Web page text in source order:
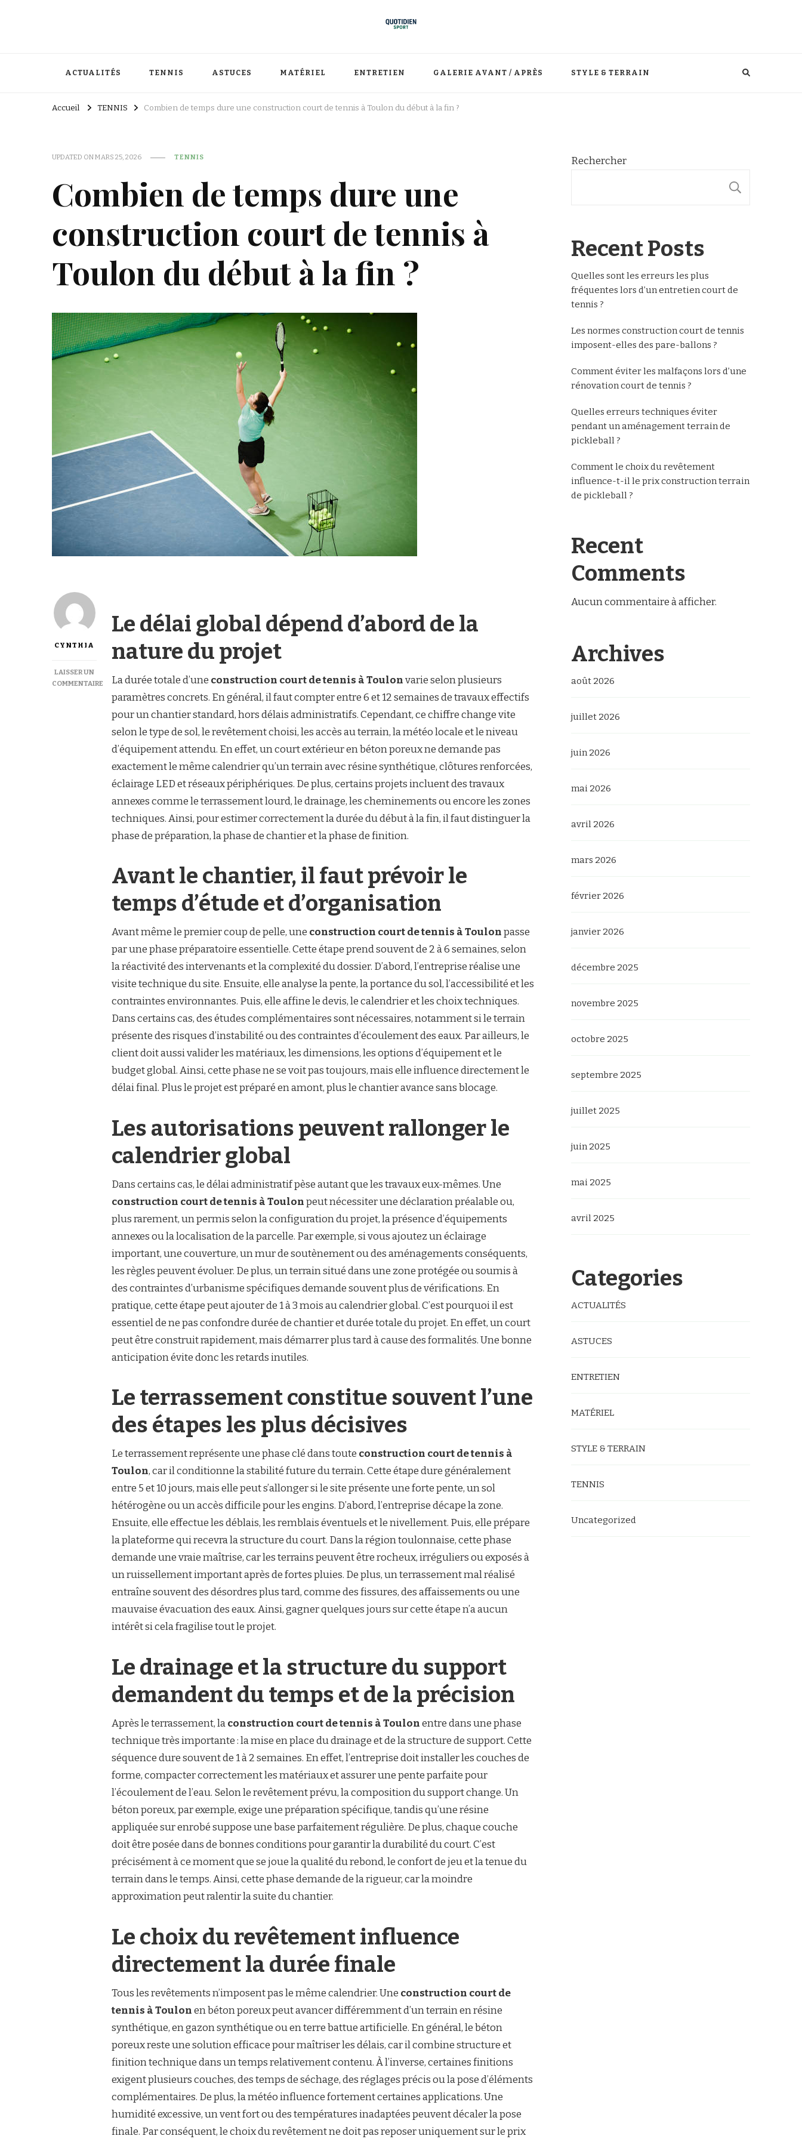
ACTUALITÉS TENNIS ASTUCES MATÉRIEL ENTRETIEN GALERIE AVANT / APRÈS STYLE & TERRAIN
Accueil TENNIS Combien de temps dure une construction court de tennis à Toulon du début à la fin ?
UPDATED ONMARS 25, 2026 TENNIS
Combien de temps dure une
construction court de tennis à
Toulon du début à la fin ?
CYNTHIA
LAISSER UN
COMMENTAIRE
Le délai global dépend d’abord de la
nature du projet
La durée totale d’une construction court de tennis à Toulonvarie selon plusieurs
paramètres concrets. En général, il faut compter entre 6 et 12 semaines de travaux effectifs
pour un chantier standard, hors délais administratifs. Cependant, ce chiffre change vite
selon le type de sol, le revêtement choisi, les accès au terrain, la météo locale et le niveau
d’équipement attendu. En effet, un court extérieur en béton poreux ne demande pas
exactement le même calendrier qu’un terrain avec résine synthétique, clôtures renforcées,
éclairage LED et réseaux périphériques. De plus, certains projets incluent des travaux
annexes comme le terrassement lourd, le drainage, les cheminements ou encore les zones
techniques. Ainsi, pour estimer correctement la durée du début à la fin, il faut distinguer la
phase de préparation, la phase de chantier et la phase de finition.
Avant le chantier, il faut prévoir le
temps d’étude et d’organisation
Avant même le premier coup de pelle, une construction court de tennis à Toulonpasse
par une phase préparatoire essentielle. Cette étape prend souvent de 2 à 6 semaines, selon
la réactivité des intervenants et la complexité du dossier. D’abord, l’entreprise réalise une
visite technique du site. Ensuite, elle analyse la pente, la portance du sol, l’accessibilité et les
contraintes environnantes. Puis, elle affine le devis, le calendrier et les choix techniques.
Dans certains cas, des études complémentaires sont nécessaires, notamment si le terrain
présente des risques d’instabilité ou des contraintes d’écoulement des eaux. Par ailleurs, le
client doit aussi valider les matériaux, les dimensions, les options d’équipement et le
budget global. Ainsi, cette phase ne se voit pas toujours, mais elle influence directement le
délai final. Plus le projet est préparé en amont, plus le chantier avance sans blocage.
Les autorisations peuvent rallonger le
calendrier global
Dans certains cas, le délai administratif pèse autant que les travaux eux-mêmes. Une
construction court de tennis à Toulonpeut nécessiter une déclaration préalable ou,
plus rarement, un permis selon la configuration du projet, la présence d’équipements
annexes ou la localisation de la parcelle. Par exemple, si vous ajoutez un éclairage
important, une couverture, un mur de soutènement ou des aménagements conséquents,
les règles peuvent évoluer. De plus, un terrain situé dans une zone protégée ou soumis à
des contraintes d’urbanisme spécifiques demande souvent plus de vérifications. En
pratique, cette étape peut ajouter de 1 à 3 mois au calendrier global. C’est pourquoi il est
essentiel de ne pas confondre durée de chantier et durée totale du projet. En effet, un court
peut être construit rapidement, mais démarrer plus tard à cause des formalités. Une bonne
anticipation évite donc les retards inutiles.
Le terrassement constitue souvent l’une
des étapes les plus décisives
Le terrassement représente une phase clé dans toute construction court de tennis à
Toulon, car il conditionne la stabilité future du terrain. Cette étape dure généralement
entre 5 et 10 jours, mais elle peut s’allonger si le site présente une forte pente, un sol
hétérogène ou un accès difficile pour les engins. D’abord, l’entreprise décape la zone.
Ensuite, elle effectue les déblais, les remblais éventuels et le nivellement. Puis, elle prépare
la plateforme qui recevra la structure du court. Dans la région toulonnaise, cette phase
demande une vraie maîtrise, car les terrains peuvent être rocheux, irréguliers ou exposés à
un ruissellement important après de fortes pluies. De plus, un terrassement mal réalisé
entraîne souvent des désordres plus tard, comme des fissures, des affaissements ou une
mauvaise évacuation des eaux. Ainsi, gagner quelques jours sur cette étape n’a aucun
intérêt si cela fragilise tout le projet.
Le drainage et la structure du support
demandent du temps et de la précision
Après le terrassement, laconstruction court de tennis à Toulonentre dans une phase
technique très importante : la mise en place du drainage et de la structure de support. Cette
séquence dure souvent de 1 à 2 semaines. En effet, l’entreprise doit installer les couches de
forme, compacter correctement les matériaux et assurer une pente parfaite pour
l’écoulement de l’eau. Selon le revêtement prévu, la composition du support change. Un
béton poreux, par exemple, exige une préparation spécifique, tandis qu’une résine
appliquée sur enrobé suppose une base parfaitement régulière. De plus, chaque couche
doit être posée dans de bonnes conditions pour garantir la durabilité du court. C’est
précisément à ce moment que se joue la qualité du rebond, le confort de jeu et la tenue du
terrain dans le temps. Ainsi, cette phase demande de la rigueur, car la moindre
approximation peut ralentir la suite du chantier.
Le choix du revêtement influence
directement la durée finale
Tous les revêtements n’imposent pas le même calendrier. Une construction court de
tennis à Toulonen béton poreux peut avancer différemment d’un terrain en résine
synthétique, en gazon synthétique ou en terre battue artificielle. En général, le béton
poreux reste une solution efficace pour maîtriser les délais, car il combine structure et
finition technique dans un temps relativement contenu. À l’inverse, certaines finitions
exigent plusieurs couches, des temps de séchage, des réglages précis ou la pose d’éléments
complémentaires. De plus, la météo influence fortement certaines applications. Une
humidité excessive, un vent fort ou des températures inadaptées peuvent décaler la pose
finale. Par conséquent, le choix du revêtement ne doit pas reposer uniquement sur le prix
Rechercher
Recent Posts
Quelles sont les erreurs les plus
fréquentes lors d’un entretien court de
tennis ?
Les normes construction court de tennis
imposent-elles des pare-ballons ?
Comment éviter les malfaçons lors d’une
rénovation court de tennis ?
Quelles erreurs techniques éviter
pendant un aménagement terrain de
pickleball ?
Comment le choix du revêtement
influence-t-il le prix construction terrain
de pickleball ?
Recent
Comments
Aucun commentaire à afficher.
Archives
août 2026
juillet 2026
juin 2026
mai 2026
avril 2026
mars 2026
février 2026
janvier 2026
décembre 2025
novembre 2025
octobre 2025
septembre 2025
juillet 2025
juin 2025
mai 2025
avril 2025
Categories
ACTUALITÉS
ASTUCES
ENTRETIEN
MATÉRIEL
STYLE & TERRAIN
TENNIS
Uncategorized